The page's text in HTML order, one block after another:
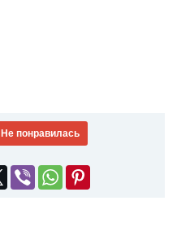
Не понравилась